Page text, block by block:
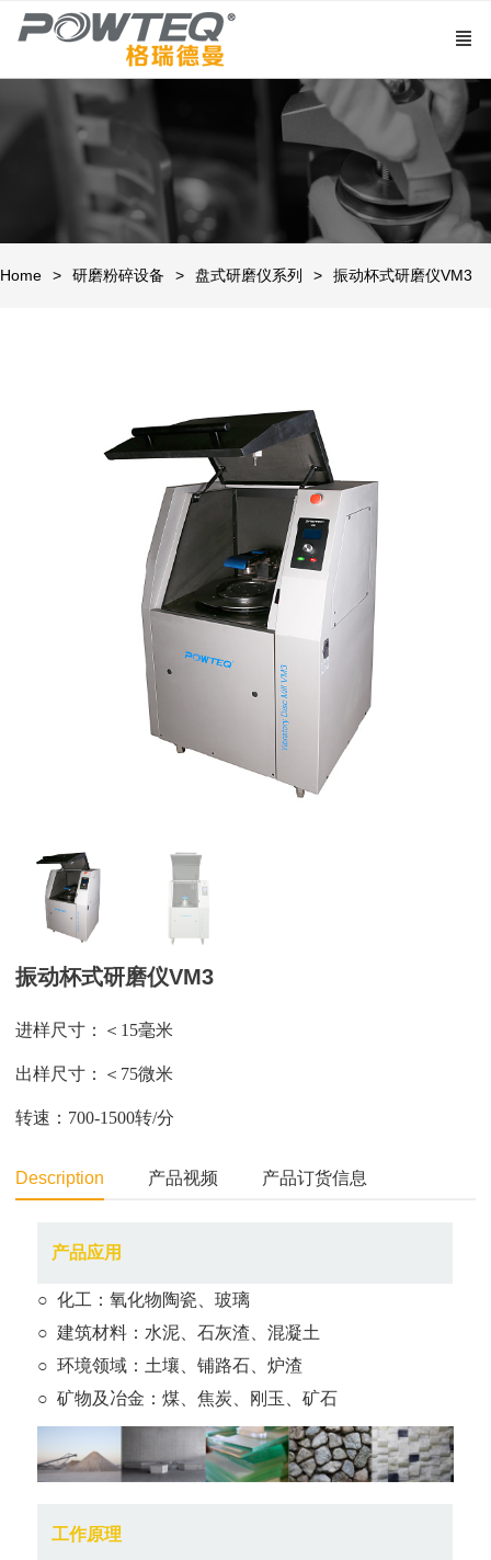
Home 研磨粉碎设备 盘式研磨仪系列 振动杯式研磨仪VM3
振动杯式研磨仪VM3
进样尺寸：＜15毫米
出样尺寸：＜75微米
转速：700-1500转/分
Description 产品视频 产品订货信息
产品应用
○ 化工：氧化物陶瓷、玻璃
○ 建筑材料：水泥、石灰渣、混凝土
○ 环境领域：土壤、铺路石、炉渣
○ 矿物及冶金：煤、焦炭、刚玉、矿石
工作原理